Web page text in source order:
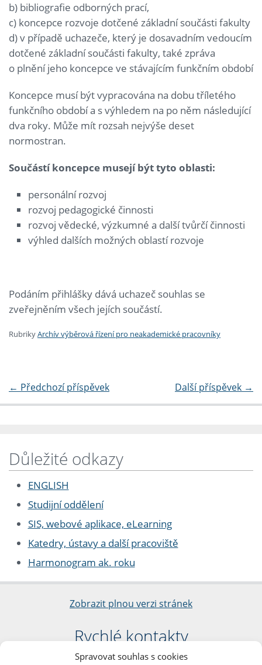
Spravovat souhlas s cookies
b) bibliografie odborných prací,
c) koncepce rozvoje dotčené základní součásti fakulty
d) v případě uchazeče, který je dosavadním vedoucím
dotčené základní součásti fakulty, také zpráva
o plnění jeho koncepce ve stávajícím funkčním období
Koncepce musí být vypracována na dobu tříletého
funkčního období a s výhledem na po něm následující
dva roky. Může mít rozsah nejvýše deset
normostran.
Součástí koncepce musejí být tyto oblasti:
personální rozvoj
rozvoj pedagogické činnosti
rozvoj vědecké, výzkumné a další tvůrčí činnosti
výhled dalších možných oblastí rozvoje
Podáním přihlášky dává uchazeč souhlas se
zveřejněním všech jejích součástí.
RubrikyArchív výběrová řízení pro neakademické pracovníky
← Předchozí příspěvek Další příspěvek →
Důležité odkazy
ENGLISH
Studijní oddělení
SIS, webové aplikace, eLearning
Katedry, ústavy a další pracoviště
Harmonogram ak. roku
Zobrazit plnou verzi stránek
Rychlé kontakty
Filozofická fakulta